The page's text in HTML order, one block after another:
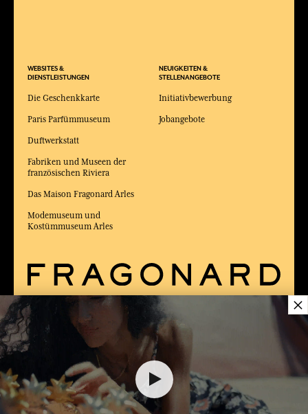
34,00 €
WEBSITES &
DIENSTLEISTUNGEN
Die Geschenkkarte
Paris Parfümmuseum
Duftwerkstatt
Fabriken und Museen der
französischen Riviera
Das Maison Fragonard Arles
Modemuseum und
Kostümmuseum Arles
NEUIGKEITEN &
STELLENANGEBOTE
Initiativbewerbung
Jobangebote
LIEFERUNG: SPRACHE:
×